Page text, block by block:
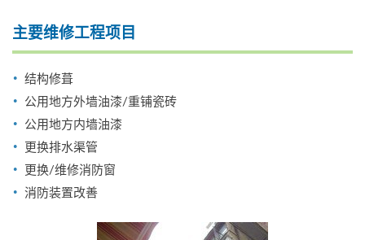
主要维修工程项目
结构修葺
公用地方外墙油漆/重铺瓷砖
公用地方内墙油漆
更换排水渠管
更换/维修消防窗
消防装置改善